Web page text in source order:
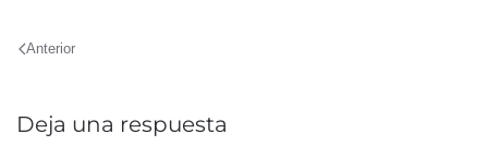
Anterior
Deja una respuesta